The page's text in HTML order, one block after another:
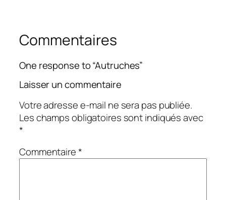
Commentaires
One response to “Autruches”
Laisser un commentaire
Votre adresse e-mail ne sera pas publiée.
Les champs obligatoires sont indiqués avec
*
Commentaire*